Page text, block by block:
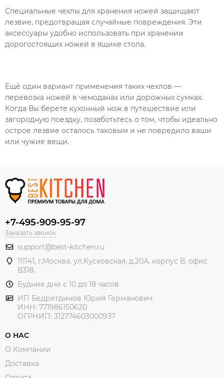
Специальные чехлы для хранения ножей защищают
лезвие, предотвращая случайные повреждения. Эти
аксессуары удобно использовать при хранении
дорогостоящих ножей в ящике стола.
Ещё один вариант применения таких чехлов —
перевозка ножей в чемоданах или дорожных сумках.
Когда Вы берете кухонный нож в путешествие или
загородную поездку, позаботьтесь о том, чтобы идеально
острое лезвие осталось таковым и не повредило ваши
или чужие вещи.
+7-495-909-95-97
Заказать звонок
support@best-kitchen.ru
111141, г,Москва, ул.Кусковская, д.20А, корпус В, офис
В318.
Будние дни с 10 до 18 часов
ИП Бедретдинов Юрий Германович
ИНН: 771986150620
ОГРНИП: 312774603000937
О НАС
О Компании
Доставка